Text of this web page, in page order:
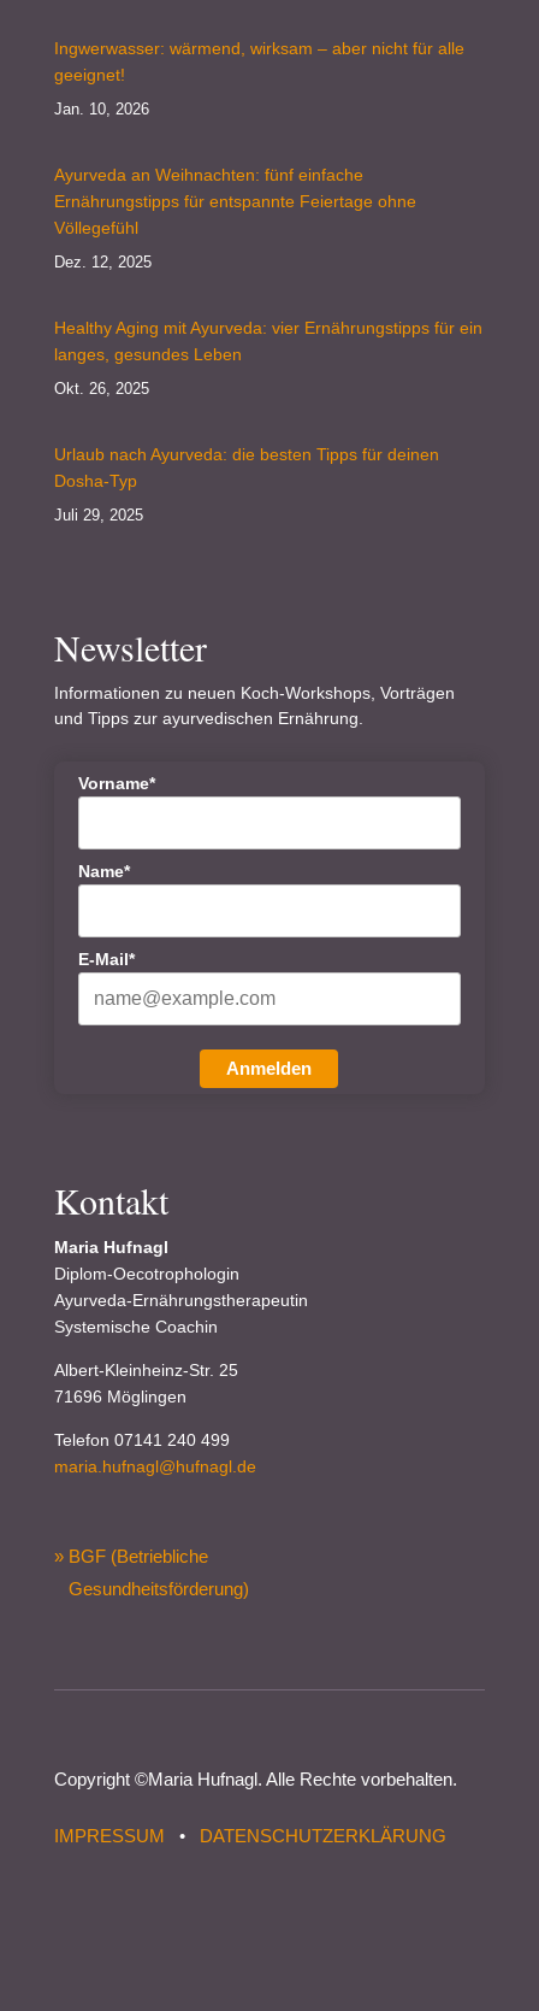
Ingwerwasser: wärmend, wirksam – aber nicht für alle
geeignet!
Jan. 10, 2026
Ayurveda an Weihnachten: fünf einfache
Ernährungstipps für entspannte Feiertage ohne
Völlegefühl
Dez. 12, 2025
Healthy Aging mit Ayurveda: vier Ernährungstipps für ein
langes, gesundes Leben
Okt. 26, 2025
Urlaub nach Ayurveda: die besten Tipps für deinen
Dosha-Typ
Juli 29, 2025
Newsletter
Informationen zu neuen Koch-Workshops, Vorträgen
und Tipps zur ayurvedischen Ernährung.
Vorname*
Name*
E-Mail*
Anmelden
Kontakt
Maria Hufnagl
Diplom-Oecotrophologin
Ayurveda-Ernährungstherapeutin
Systemische Coachin
Albert-Kleinheinz-Str. 25
71696 Möglingen
Telefon 07141 240 499
maria.hufnagl@hufnagl.de
» BGF (Betriebliche
Gesundheitsförderung)
Copyright ©Maria Hufnagl. Alle Rechte vorbehalten.
IMPRESSUM • DATENSCHUTZERKLÄRUNG